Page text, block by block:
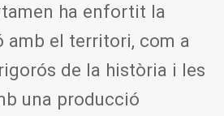
ha enfortit la
amb el territori, com a
de la història i les
una producció